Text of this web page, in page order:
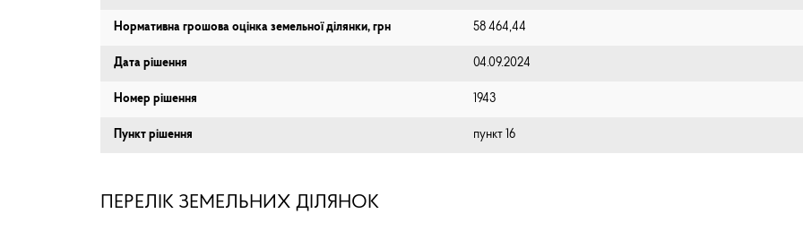
Нормативна грошова оцінка земельної ділянки, грн 58 464,44
Дата рішення 04.09.2024
Номер рішення 1943
Пункт рішення пункт 16
ПЕРЕЛІК ЗЕМЕЛЬНИХ ДІЛЯНОК